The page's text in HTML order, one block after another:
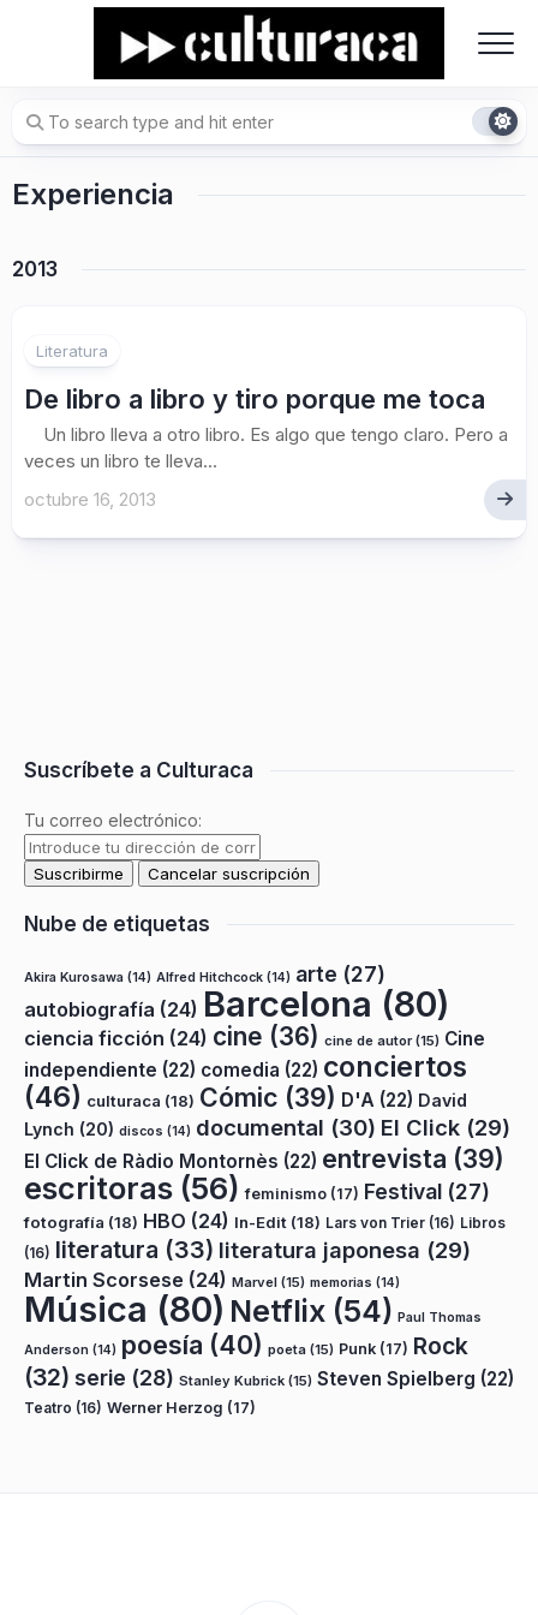
Experiencia
2013
Literatura
De libro a libro y tiro porque me toca
Un libro lleva a otro libro. Es algo que tengo claro. Pero a
veces un libro te lleva...
octubre 16, 2013
Suscríbete a Culturaca
Tu correo electrónico:
Nube de etiquetas
Akira Kurosawa (14) Alfred Hitchcock (14) arte (27)
autobiografía (24) Barcelona (80)
ciencia ficción (24) cine (36) cine de autor(15) Cine
independiente (22) comedia (22) conciertos
(46) culturaca (18) Cómic (39) D'A (22) David
Lynch (20) discos (14) documental (30) El Click (29)
El Click de Ràdio Montornès (22) entrevista (39)
escritoras (56) feminismo (17) Festival (27)
fotografía (18) HBO (24) In-Edit (18) Lars von Trier (16) Libros
(16) literatura (33) literatura japonesa (29)
Martin Scorsese (24) Marvel (15) memorias (14)
Música (80) Netflix (54) Paul Thomas
Anderson (14) poesía (40) poeta (15) Punk (17) Rock
(32) serie (28) Stanley Kubrick (15) Steven Spielberg (22)
Teatro (16) Werner Herzog (17)